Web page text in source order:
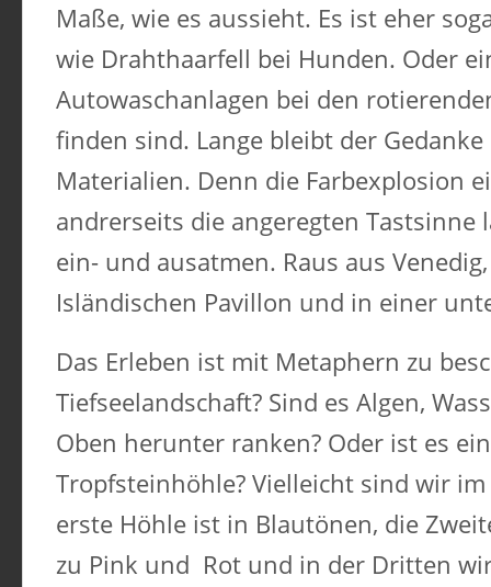
Maße, wie es aussieht. Es ist eher
wie Drahthaarfell bei Hunden. Oder
Autowaschanlagen bei den
finden sind. Lange bleibt der
Materialien. Denn die Farbexplosion
andrerseits die angeregten Tastsinne
ein- und ausatmen. Raus aus
Isländischen Pavillon und in einer
Das Erleben ist mit Metaphern zu
Tiefseelandschaft? Sind es Algen,
Oben herunter ranken? Oder ist es
Tropfsteinhöhle? Vielleicht sind wir
erste Höhle ist in Blautönen, die
zu Pink und Rot und in der Dritten